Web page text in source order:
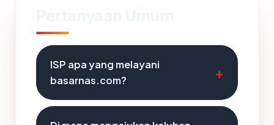
ISP apa yang melayani
basarnas.com?